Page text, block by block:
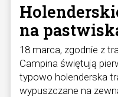
na
18 marca, zgodnie z
Campina świętują
typowo holenderska
wypuszczane na